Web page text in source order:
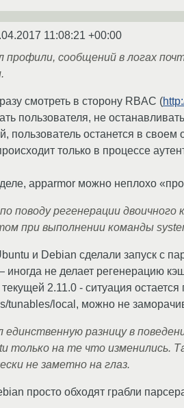
11:08:21 +00:00
профили, сообщений в логах
смотреть в сторону RBAC (
пользователя, не
пользователь останется в
только в процессе
apparmor можно неплохо
поводу регенерации двоичного
при выполнении команды
и Debian сделали запуск с
не делает регенерацию
2.11.0 - ситуация
tunables/local, можно не
разницу в
только на те что изменились.
не заметно на глаз.
просто обходят грабли